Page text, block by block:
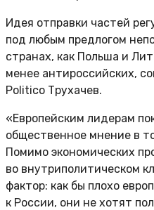
Идея отправки частей
под любым предлогом
странах, как Польша и
менее антироссийских,
Politico Трухачев.
«Европейским лидерам
общественное мнение в
Помимо экономических
во внутриполитическом
фактор: как бы плохо
к России, они не хотят